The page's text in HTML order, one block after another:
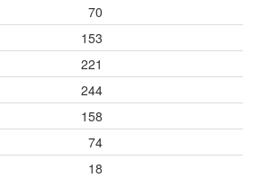
70
153
221
244
158
74
18